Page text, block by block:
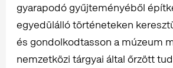
gyarapodó gyűjteményéből
egyedülálló történeteken
és gondolkodtasson a múzeum
nemzetközi tárgyai által őrzött